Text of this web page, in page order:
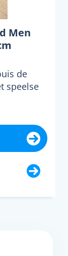
Men
de
speelse